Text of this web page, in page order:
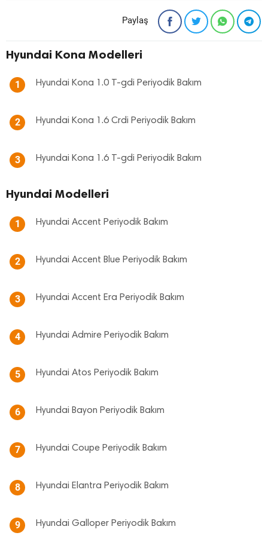
Paylaş
Hyundai Kona Modelleri
1 Hyundai Kona 1.0 T-gdi Periyodik Bakım
2 Hyundai Kona 1.6 Crdi Periyodik Bakım
3 Hyundai Kona 1.6 T-gdi Periyodik Bakım
Hyundai Modelleri
1 Hyundai Accent Periyodik Bakım
2 Hyundai Accent Blue Periyodik Bakım
3 Hyundai Accent Era Periyodik Bakım
4 Hyundai Admire Periyodik Bakım
5 Hyundai Atos Periyodik Bakım
6 Hyundai Bayon Periyodik Bakım
7 Hyundai Coupe Periyodik Bakım
8 Hyundai Elantra Periyodik Bakım
9 Hyundai Galloper Periyodik Bakım